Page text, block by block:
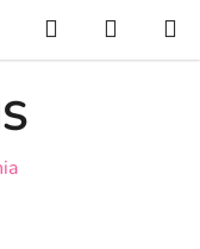
Hľadať
KOŠÍK